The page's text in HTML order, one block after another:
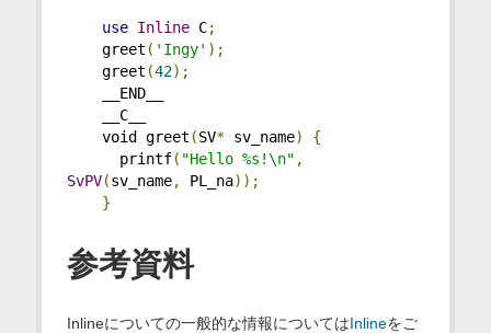
use Inline C;
greet ( 'Ingy' );
greet (42);
__END__
__C__
void greet (SV* sv_name)
{
printf( "Hello %s!\n" ,
SvPV(sv_name, PL_na));
}
参考資料
Inlineについての一般的な情報についてはInlineをご